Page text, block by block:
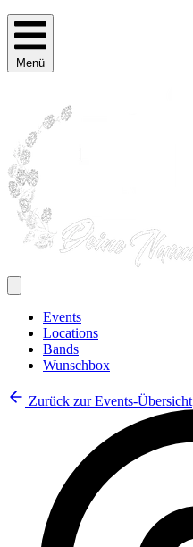
Menü
Events
Locations
Bands
Wunschbox
Zurück zur Events-Übersicht